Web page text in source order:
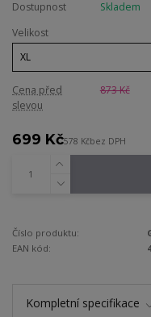
Dostupnost
Skladem
Velikost
Cena před
slevou
873 Kč
699 Kč578 Kčbez DPH
Číslo produktu:
EAN kód:
Kompletní specifikace